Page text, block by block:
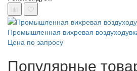
Промышленная вихревая
Цена по запросу
Популярные